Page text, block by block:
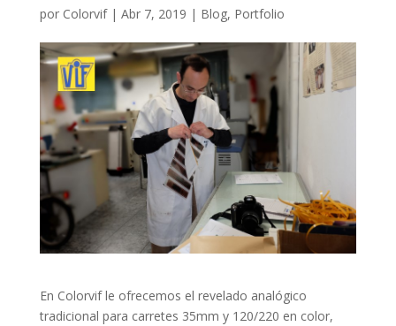
por Colorvif| Abr 7, 2019 | Blog, Portfolio
En Colorvif le ofrecemos el revelado analógico
tradicional para carretes 35mm y 120/220 en color,